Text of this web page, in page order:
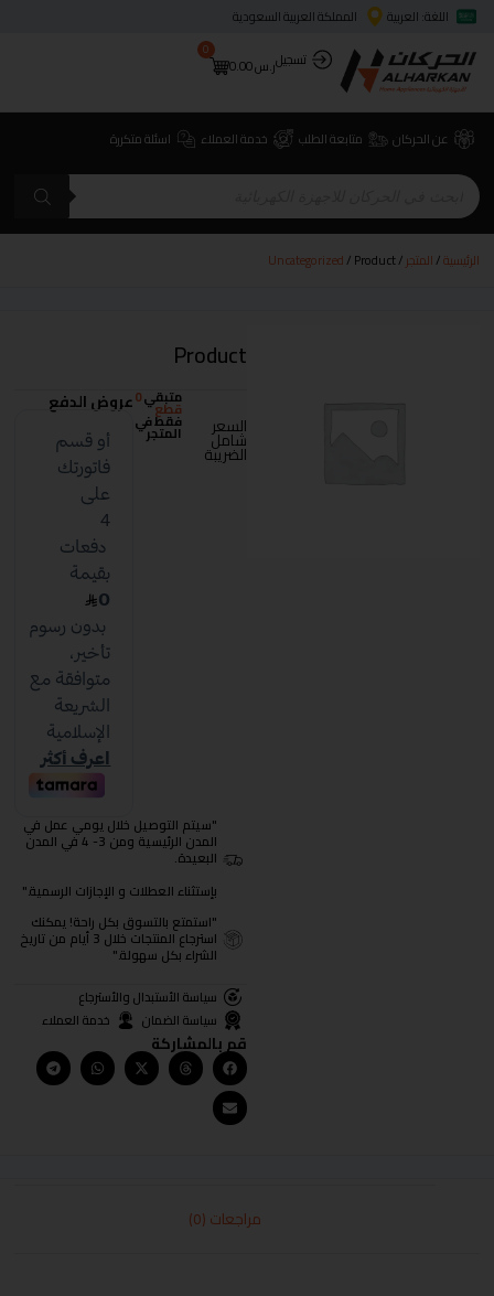
اللغة: العربية
المملكة العربية السعودية
تسجيلر.س0.00
0
عن الحركان متابعة الطلب خدمة العملاء اسئلة متكررة
الرئيسية/المتجر/
Uncategorized/ Product
Product
السعر
شامل
الضريبة
متبقي0
قطع
فقط في
المتجر
عروض الدفع
"سيتم التوصيل خلال يومي عمل في
المدن الرئيسية ومن 3- 4 في المدن
البعيدة.
بإستثناء العطلات و الإجازات الرسمية."
"استمتع بالتسوق بكل راحة! يمكنك
استرجاع المنتجات خلال 3 أيام من تاريخ
الشراء بكل سهولة."
سياسة الأستبدال والأسترجاع
سياسة الضمان
خدمة العملاء
قم بالمشاركة
مراجعات (0)